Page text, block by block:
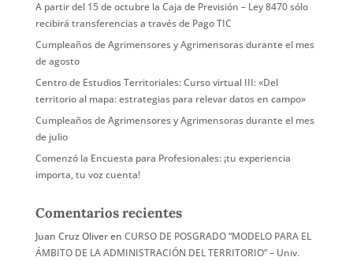
A partir del 15 de octubre la Caja de Previsión – Ley 8470 sólo
recibirá transferencias a través de Pago TIC
Cumpleaños de Agrimensores y Agrimensoras durante el mes
de agosto
Centro de Estudios Territoriales: Curso virtual III: «Del
territorio al mapa: estrategias para relevar datos en campo»
Cumpleaños de Agrimensores y Agrimensoras durante el mes
de julio
Comenzó la Encuesta para Profesionales: ¡tu experiencia
importa, tu voz cuenta!
Comentarios recientes
Juan Cruz Oliveren CURSO DE POSGRADO “MODELO PARA EL
ÁMBITO DE LA ADMINISTRACIÓN DEL TERRITORIO” – Univ.